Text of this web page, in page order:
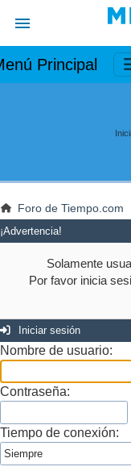
Principal
Foro de Tiempo.com
¡Advertencia!
Solamente
Por favor inicia
Iniciar sesión
Nombre de usuario:
Contraseña:
Tiempo de conexión: